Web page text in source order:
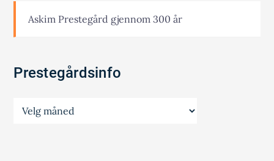
Askim Prestegård gjennom 300 år
Prestegårdsinfo
Prestegårdsinfo